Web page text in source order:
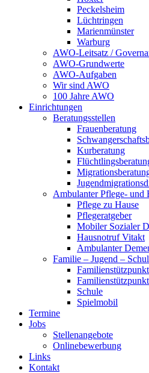
Peckelsheim
Lüchtringen
Marienmünster
Warburg
AWO-Leitsatz /
AWO-Grundwerte
AWO-Aufgaben
Wir sind AWO
100 Jahre AWO
Einrichtungen
Beratungsstellen
Frauenberatung
Kurberatung
Ambulanter Pflege- und
Pflege zu Hause
Pflegeratgeber
Mobiler Sozialer
Hausnotruf Vitakt
Ambulanter
Familie – Jugend –
Schule
Spielmobil
Termine
Jobs
Stellenangebote
Onlinebewerbung
Links
Kontakt